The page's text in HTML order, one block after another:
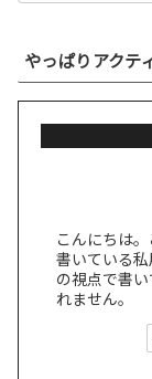
やっぱりアクテ
こんにちは
書いている
の視点で書
れません。